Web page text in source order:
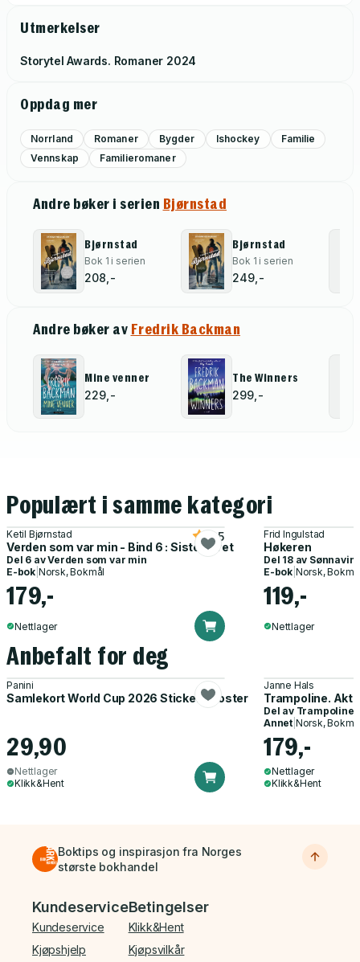
Utmerkelser
Storytel Awards. Romaner 2024
Oppdag mer
Norrland Romaner Bygder Ishockey
Familie
Vennskap
Familieromaner
Andre bøker i serien Bjørnstad
Bjørnstad
Bok 1 i serien
208,-
Bjørnstad
Bok 1 i serien
249,-
Andre bøker av Fredrik Backman
Mine venner
229,-
The Winners
299,-
Populært i samme kategori
Ketil Bjørnstad
Verden som var min - Bind 6 : Siste tiåret
4.5
Del 6 avVerden som var min
E-bok Norsk, Bokmål
179,-
Nettlager
Frid Ingulstad
Høkeren
Del 18 av
E-bok| Norsk,
119,-
Nettlager
Anbefalt for deg
Panini
Samlekort World Cup 2026 Sticker Booster
29,90
Nettlager
Klikk&Hent
Janne Hals
Trampoline.
Del av Trampoline
Annet| Norsk,
179,-
Nettlager
Klikk&Hent
Boktips og inspirasjon fra Norges
største bokhandel
Bunnmeny
Kundeservice
Kundeservice
Kjøpshjelp
Betingelser
Klikk&Hent
Kjøpsvilkår